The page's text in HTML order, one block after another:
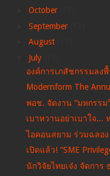
October
September
August
July
องค์การเภสัชกรรมล
Modernform The
พอช. จัดงาน “มหกรรม
เบาหวานอย่าเบาใจ
ไอคอนสยาม ร่วมฉลอ
เปิดแล้ว! “SME
นักวิจัยไทยเจ๋ง​ จัดการ